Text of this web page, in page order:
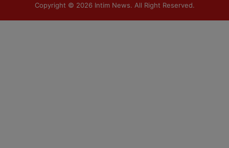
Copyright © 2026 Intim News. All Right Reserved.